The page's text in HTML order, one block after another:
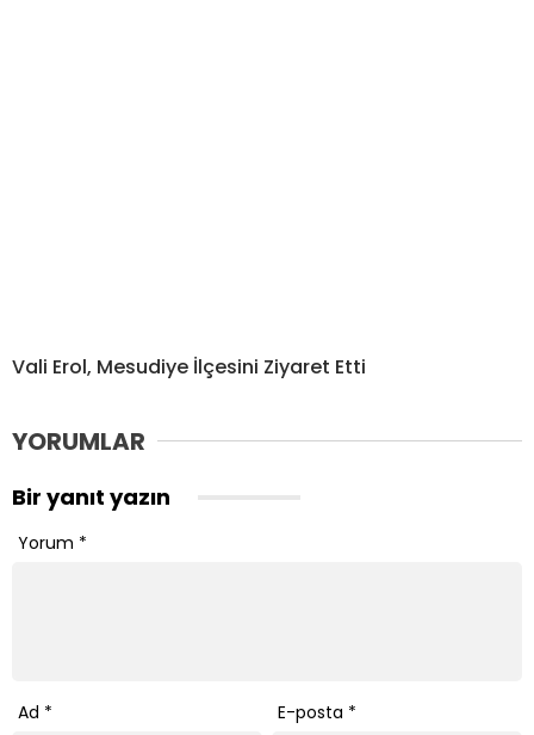
Vali Erol, Mesudiye İlçesini Ziyaret Etti
YORUMLAR
Bir yanıt yazın
Yorum *
Ad * E-posta *